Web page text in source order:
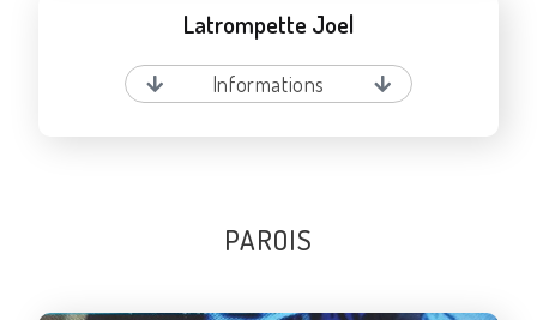
Latrompette Joel
Informations
PAROIS